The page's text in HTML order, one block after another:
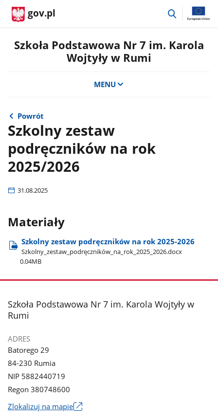
gov.pl
przejdź
Szkoła Podstawowa Nr 7 im. Karola
Wojtyły w Rumi
MENU
Powrót
Szkolny zestaw
podręczników na rok
2025/2026
31.08.2025
Materiały
Szkolny zestaw podręczników na rok 2025-2026
Szkolny​_zestaw​_podręczników​_na​_rok​_2025​_2026.docx
0.04MB
stopka
Szkoła Podstawowa Nr 7 im. Karola Wojtyły w
Rumi
ADRES
Batorego 29
84-230 Rumia
NIP 5882440719
Regon 380748600
Zlokalizuj na mapieLink